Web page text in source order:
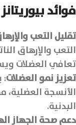
فوائد
تقليل التعب
التعب والإرهاق
تعافي العضلات
تعزيز نمو العضلات:
الأنسجة العضلية،
البدنية.
دعم صحة الجهاز